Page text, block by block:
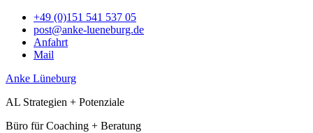
+49 (0)151 541 537 05
post@anke-lueneburg.de
Anfahrt
Mail
Anke Lüneburg
AL Strategien + Potenziale
Büro für Coaching + Beratung